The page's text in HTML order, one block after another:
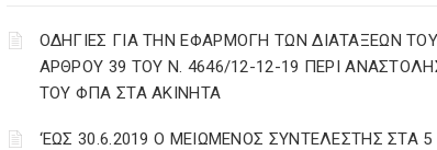
ΟΔΗΓΙΕΣ ΓΙΑ ΤΗΝ ΕΦΑΡΜΟΓΗ ΤΩΝ ΔΙΑΤΑΞΕΩΝ ΤΟΥ
ΑΡΘΡΟΥ 39 ΤΟΥ Ν. 4646/12-12-19 ΠΕΡΙ
ΤΟΥ ΦΠΑ ΣΤΑ ΑΚΙΝΗΤΑ
‘ΕΩΣ 30.6.2019 Ο ΜΕΙΩΜΕΝΟΣ ΣΥΝΤΕΛΕΣΤΗΣ ΣΤΑ 5